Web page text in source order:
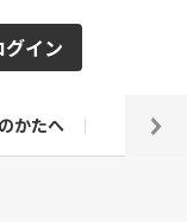
グイン
かたへ 編集